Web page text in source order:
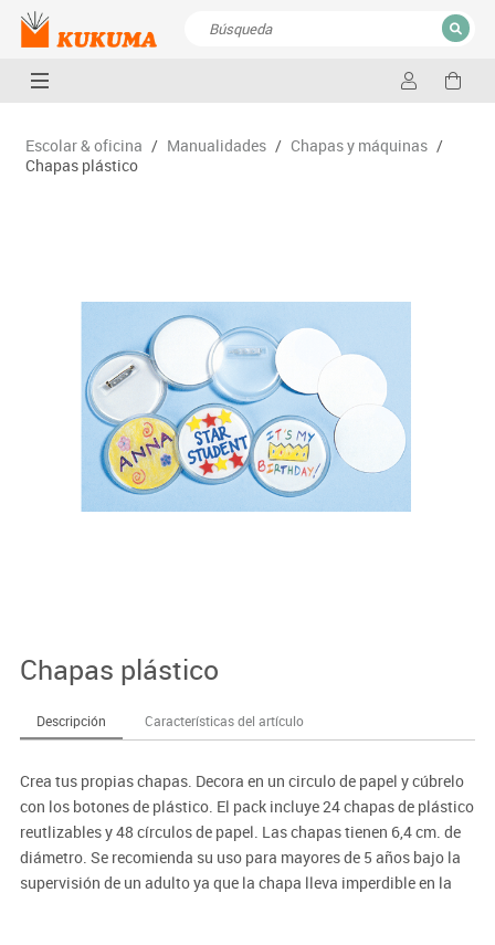
CERRAR
Escolar & oficina / Manualidades / Chapas y máquinas /
Chapas plástico
Chapas plástico
Descripción Características del artículo
Crea tus propias chapas. Decora en un circulo de papel y cúbrelo
con los botones de plástico. El pack incluye 24 chapas de plástico
reutlizables y 48 círculos de papel. Las chapas tienen 6,4 cm. de
diámetro. Se recomienda su uso para mayores de 5 años bajo la
supervisión de un adulto ya que la chapa lleva imperdible en la